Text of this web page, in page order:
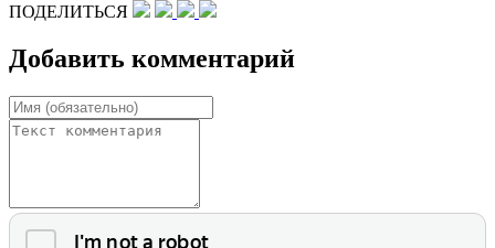
ПОДЕЛИТЬСЯ
Добавить комментарий